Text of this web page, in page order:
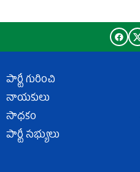
పార్టీ గురించి
నాయకులు
సాధకం
పార్టీ సభ్యులు